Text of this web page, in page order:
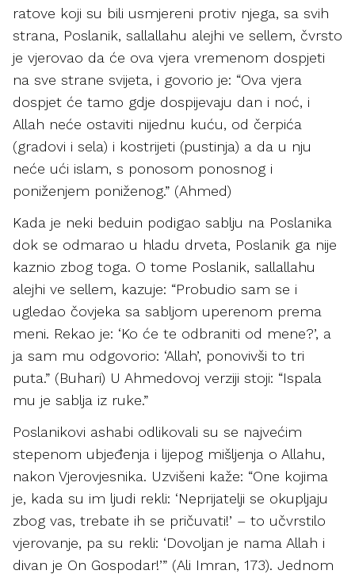
ratove koji su bili usmjereni protiv njega, sa svih
strana, Poslanik, sallallahu alejhi ve sellem, čvrsto
je vjerovao da će ova vjera vremenom dospjeti
na sve strane svijeta, i govorio je: “Ova vjera
dospjet će tamo gdje dospijevaju dan i noć, i
Allah neće ostaviti nijednu kuću, od čerpića
(gradovi i sela) i kostrijeti (pustinja) a da u nju
neće ući islam, s ponosom ponosnog i
poniženjem poniženog.” (Ahmed)
Kada je neki beduin podigao sablju na Poslanika
dok se odmarao u hladu drveta, Poslanik ga nije
kaznio zbog toga. O tome Poslanik, sallallahu
alejhi ve sellem, kazuje: “Probudio sam se i
ugledao čovjeka sa sabljom uperenom prema
meni. Rekao je: ‘Ko će te odbraniti od mene?’, a
ja sam mu odgovorio: ‘Allah’, ponovivši to tri
puta.” (Buhari) U Ahmedovoj verziji stoji: “Ispala
mu je sablja iz ruke.”
Poslanikovi ashabi odlikovali su se najvećim
stepenom ubjeđenja i lijepog mišljenja o Allahu,
nakon Vjerovjesnika. Uzvišeni kaže: “One kojima
je, kada su im ljudi rekli: ‘Neprijatelji se okupljaju
zbog vas, trebate ih se pričuvati!’ – to učvrstilo
vjerovanje, pa su rekli: ‘Dovoljan je nama Allah i
divan je On Gospodar!’” (Ali Imran, 173). Jednom